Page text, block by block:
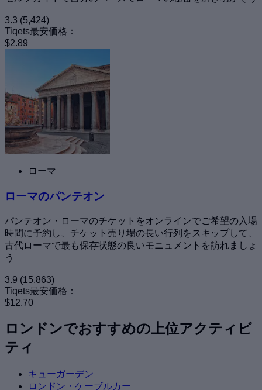
3.3 (5,424)
Tiqets最安価格：
$2.89
ローマ
ローマのパンテオン
パンテオン・ローマのチケットをオンラインでご希望の入場
時間に予約し、チケット売り場の長い行列をスキップして、
古代ローマで最も保存状態の良いモニュメントを訪れましょ
う
3.9 (15,863)
Tiqets最安価格：
$12.70
ロンドンでおすすめの上位アクティビ
ティ
キューガーデン
ロンドン・ケーブルカー